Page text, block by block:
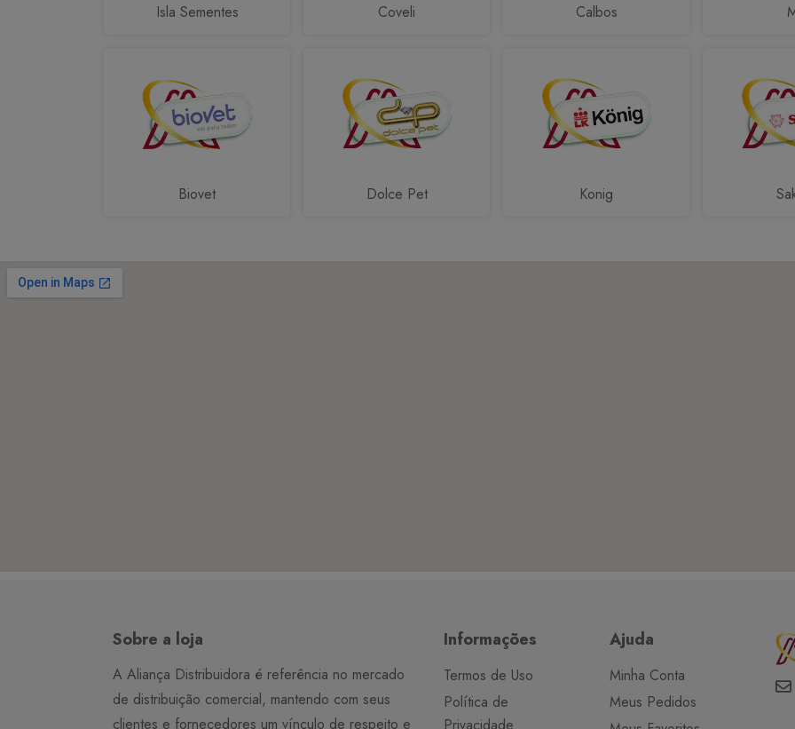
Isla Sementes Coveli Calbos
Biovet Dolce Pet Konig
Sobre a loja
A Aliança Distribuidora é referência no mercado
de distribuição comercial, mantendo com seus
clientes e fornecedores um vínculo de respeito e
Informações
Termos de Uso
Política de
Privacidade
Ajuda
Minha Conta
Meus Pedidos